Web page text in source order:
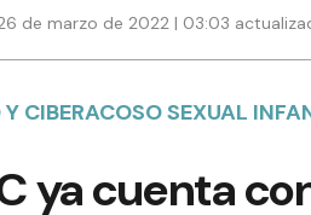
de marzo de 2022 | 03:03
CIBERACOSO SEXUAL
ya cuenta